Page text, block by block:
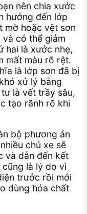
nên chia xước
hưởng đến lớp
mờ hoặc vệt sơn
có thể giảm
hai là xước nhẹ,
mất màu rõ rệt.
là lớp sơn đã bị
xử lý bằng
là vết trầy sâu,
tạo rãnh rõ khi
bộ phương án
chủ xe sẽ
và dẫn đến kết
là lý do vì
trước rồi mới
dùng hóa chất